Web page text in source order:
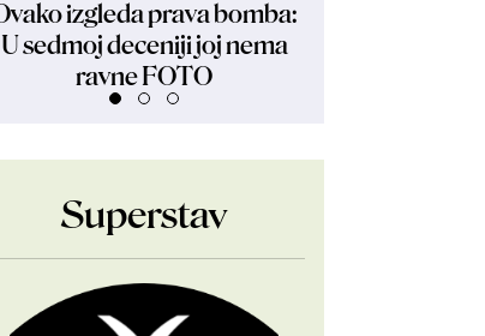
izgleda prava bomba:
U sedmoj deceniji joj nema
ravne FOTO
Superstav